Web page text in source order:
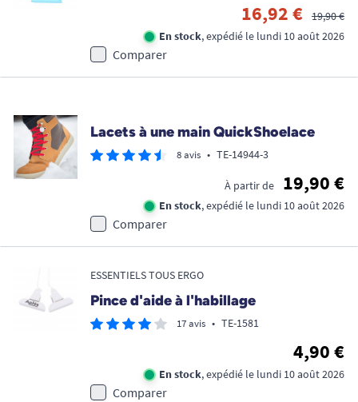
16,92 €
19,90 €
En stock, expédié le lundi 10 août 2026
Comparer
Lacets à une main QuickShoelace
8 avis • TE-14944-3
À partir de 19,90 €
En stock, expédié le lundi 10 août 2026
Comparer
ESSENTIELS TOUS ERGO
Pince d'aide à l'habillage
17 avis • TE-1581
4,90 €
En stock, expédié le lundi 10 août 2026
Comparer